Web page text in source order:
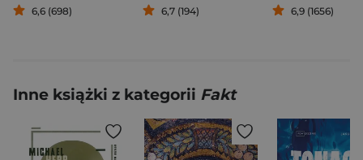
6,6 (698) 6,7 (194) 6,9 (1656)
Inne książki z kategorii Fakt